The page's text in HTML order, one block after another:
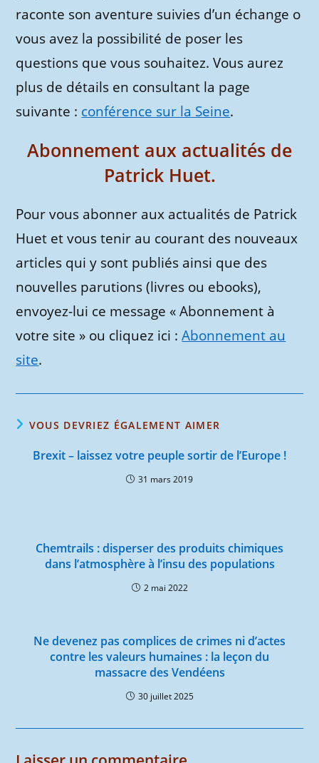
raconte son aventure suivies d’un échange o
vous avez la possibilité de poser les
questions que vous souhaitez. Vous aurez
plus de détails en consultant la page
suivante : conférence sur la Seine.
Abonnement aux actualités de
Patrick Huet.
Pour vous abonner aux actualités de Patrick
Huet et vous tenir au courant des nouveaux
articles qui y sont publiés ainsi que des
nouvelles parutions (livres ou ebooks),
envoyez-lui ce message « Abonnement à
votre site » ou cliquez ici :Abonnement au
site.
VOUS DEVRIEZ ÉGALEMENT AIMER
Brexit – laissez votre peuple sortir de l’Europe !
31 mars 2019
Chemtrails : disperser des produits chimiques
dans l’atmosphère à l’insu des populations
2 mai 2022
Ne devenez pas complices de crimes ni d’actes
contre les valeurs humaines : la leçon du
massacre des Vendéens
30 juillet 2025